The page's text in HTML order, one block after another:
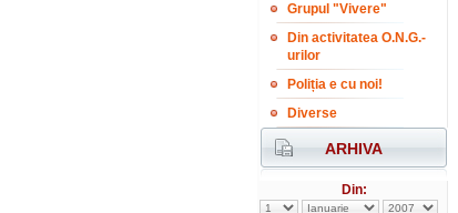
Grupul "Vivere"
Din activitatea O.N.G.-
urilor
Poliția e cu noi!
Diverse
ARHIVA
Din: